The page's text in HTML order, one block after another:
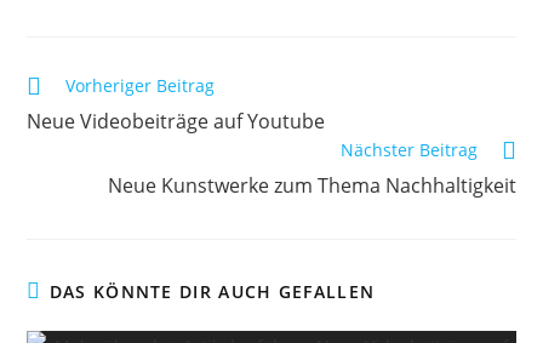
Vorheriger Beitrag
Neue Videobeiträge auf Youtube
Nächster Beitrag
Neue Kunstwerke zum Thema Nachhaltigkeit
DAS KÖNNTE DIR AUCH GEFALLEN